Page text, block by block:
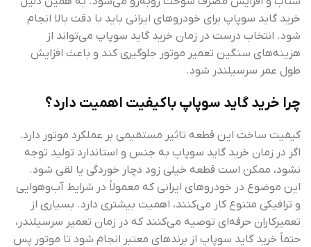
خرید گاید سوپاپ برای خودروهای ایرانی باید با دقت بالا انجام
شود. انتخاب درست در زمان خرید گاید سوپاپ می‌تواند از
هزینه‌های سنگین تعمیر موتور جلوگیری کند و باعث افزایش
طول عمر سرسیلندر شود.
چرا خرید گاید سوپاپ باکیفیت اهمیت دارد؟
کیفیت ساخت این قطعه تاثیر مستقیمی بر عملکرد موتور دارد.
اگر در زمان خرید گاید سوپاپ به جنس و استاندارد تولید توجه
نشود، ممکن است قطعه خیلی زود دچار خوردگی یا لقی شود.
این موضوع در خودروهای ایرانی که معمولاً در شرایط آب‌وهوایی
و ترافیکی متنوع کار می‌کنند، اهمیت بیشتری دارد. بسیاری از
تعمیرکاران حرفه‌ای توصیه می‌کنند که در زمان تعمیر سرسیلندر،
حتماً خرید گاید سوپاپ از برندهای معتبر انجام شود تا موتور پس